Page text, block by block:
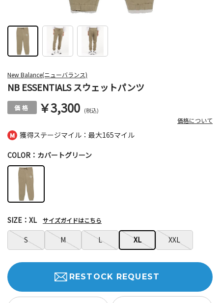
獲得ステージマイル：最大165マイル
New Balance(ニューバランス)
NB ESSENTIALS スウェットパンツ
￥3,300 (税込)
価格について
COLOR：カバートグリーン
S M L XL XXL
SIZE：XL サイズガイドはこちら
RESTOCK REQUEST